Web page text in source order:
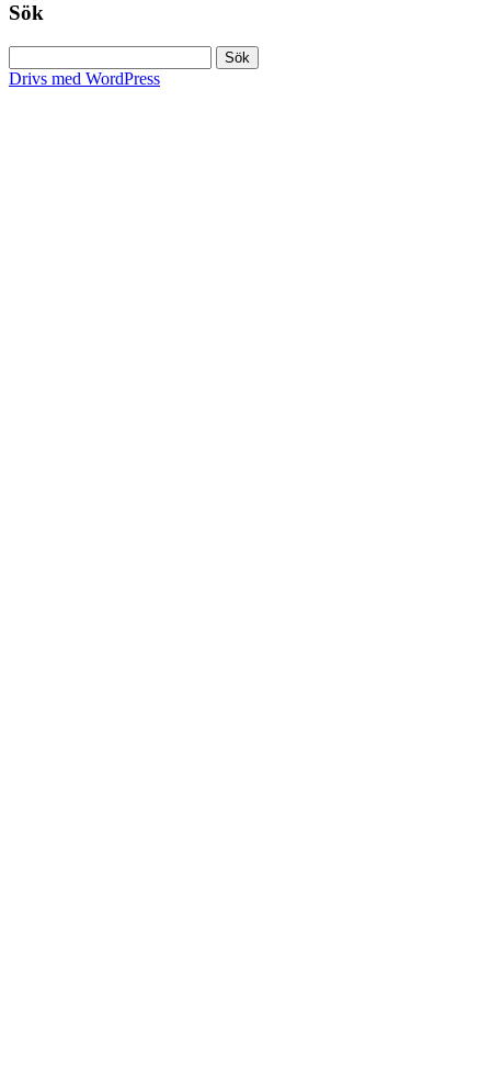
Sök
efter:
Drivs med WordPress